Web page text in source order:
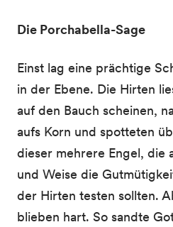
Die Porchabella-Sage
Einst lag eine prächtige
in der Ebene. Die Hirten
auf den Bauch scheinen,
aufs Korn und spotteten
dieser mehrere Engel, die
und Weise die
der Hirten testen sollten.
blieben hart. So sandte